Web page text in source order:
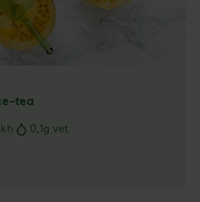
tea
0,1 g vet